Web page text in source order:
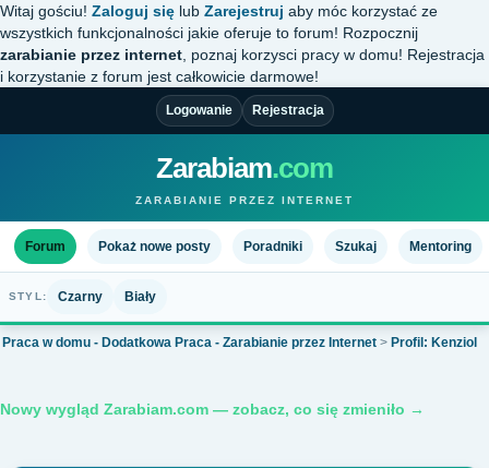
Witaj gościu! Zaloguj się lub Zarejestruj aby móc korzystać ze
wszystkich funkcjonalności jakie oferuje to forum! Rozpocznij
zarabianie przez internet , poznaj korzysci pracy w domu! Rejestracja
i korzystanie z forum jest całkowicie darmowe!
Logowanie Rejestracja
Zarabiam.com
ZARABIANIE PRZEZ INTERNET
Forum Pokaż nowe posty Poradniki Szukaj Mentoring
STYL: Czarny Biały
Praca w domu - Dodatkowa Praca - Zarabianie przez Internet > Profil: Kenziol
Nowy wygląd Zarabiam.com — zobacz, co się zmieniło →